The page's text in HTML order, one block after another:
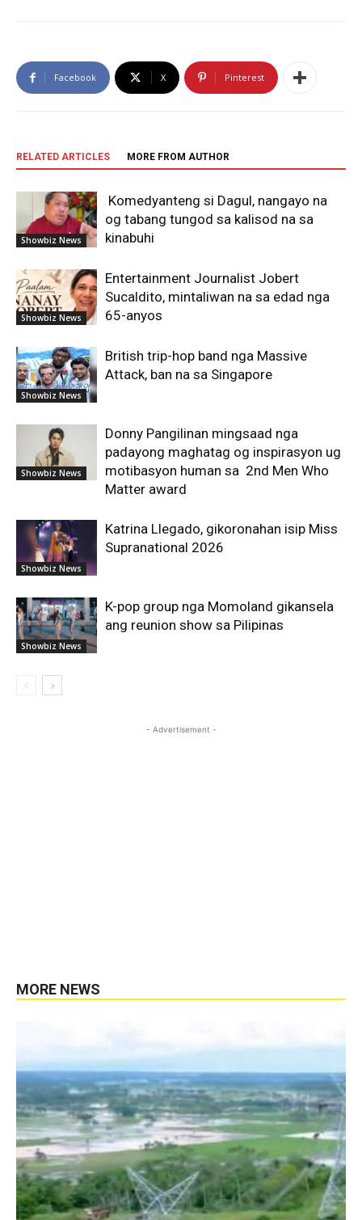
Facebook X Pinterest
RELATED ARTICLES MORE FROM AUTHOR
Showbiz News
Komedyanteng si Dagul, nangayo na
og tabang tungod sa kalisod na sa
kinabuhi
Showbiz News
Entertainment Journalist Jobert
Sucaldito, mintaliwan na sa edad nga
65-anyos
Showbiz News
British trip-hop band nga Massive
Attack, ban na sa Singapore
Showbiz News
Donny Pangilinan mingsaad nga
padayong maghatag og inspirasyon ug
motibasyon human sa 2nd Men Who
Matter award
Showbiz News
Katrina Llegado, gikoronahan isip Miss
Supranational 2026
Showbiz News
K-pop group nga Momoland gikansela
ang reunion show sa Pilipinas
- Advertisement -
MORE NEWS